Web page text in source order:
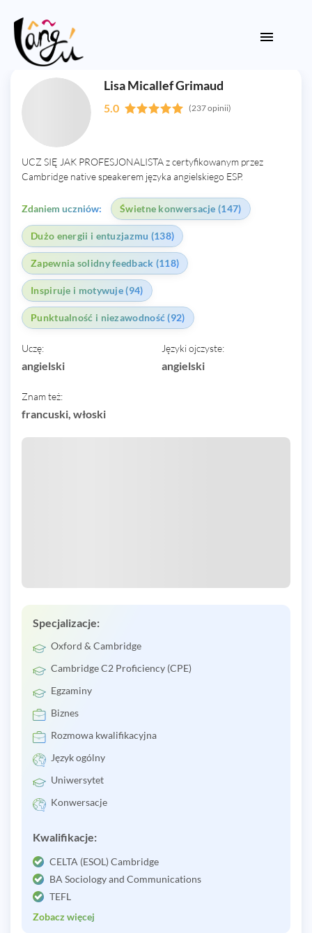
Lisa Micallef Grimaud
5.0 (237 opinii)
UCZ SIĘ JAK PROFESJONALISTA z certyfikowanym przez
Cambridge native speakerem języka angielskiego ESP.
Zdaniem uczniów: Świetne konwersacje (147)
Dużo energii i entuzjazmu (138)
Zapewnia solidny feedback (118)
Inspiruje i motywuje (94)
Punktualność i niezawodność (92)
Uczę:
angielski
Języki ojczyste:
angielski
Znam też:
francuski, włoski
Specjalizacje:
Oxford & Cambridge
Cambridge C2 Proficiency (CPE)
Egzaminy
Biznes
Rozmowa kwalifikacyjna
Język ogólny
Uniwersytet
Konwersacje
Kwalifikacje:
CELTA (ESOL) Cambridge
BA Sociology and Communications
TEFL
Zobacz więcej